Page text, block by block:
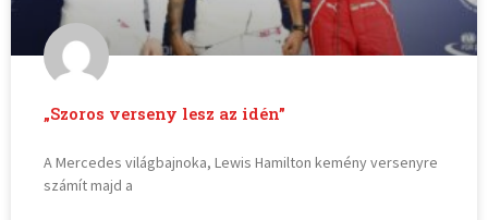
„Szoros verseny lesz az idén”
A Mercedes világbajnoka, Lewis Hamilton kemény versenyre
számít majd a